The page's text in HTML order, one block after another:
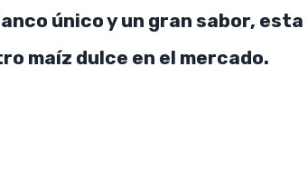
único y un gran sabor, esta
maíz dulce en el mercado.